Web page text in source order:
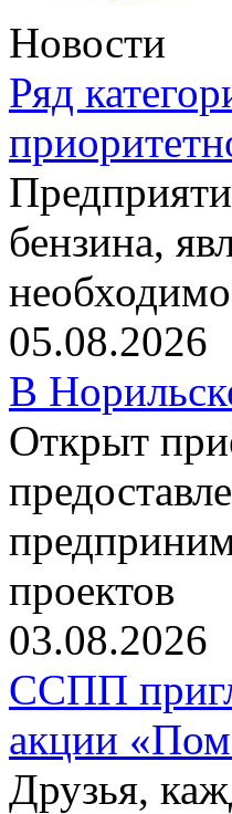
Новости
Ряд
бензина,
05.08.2026
В
Открыт
проектов
03.08.2026
ССПП
акции
Друзья,